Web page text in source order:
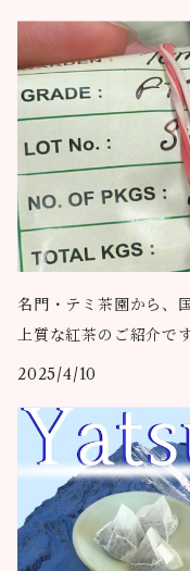
名門・テミ茶園から、
上質な紅茶のご紹介で
2025/4/10